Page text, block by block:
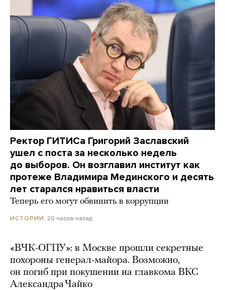
Ректор ГИТИСа Григорий Заславский
ушел с поста за несколько недель
до выборов. Он возглавил институт как
протеже Владимира Мединского и десять
лет старался нравиться власти
Теперь его могут обвинить в коррупции
ИСТОРИИ 20 часов назад
«ВЧК-ОГПУ»: в Москве прошли секретные
похороны генерал-майора. Возможно,
он погиб при покушении на главкома ВКС
Александра Чайко